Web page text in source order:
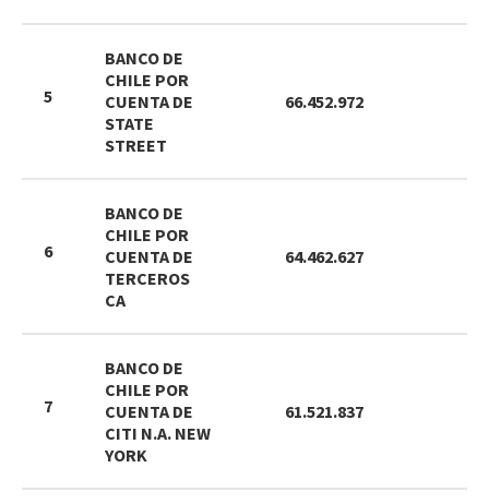
5
BANCO DE
CHILE POR
CUENTA DE
STATE
STREET
66.452.972
6
BANCO DE
CHILE POR
CUENTA DE
TERCEROS
CA
64.462.627
7
BANCO DE
CHILE POR
CUENTA DE
CITI N.A. NEW
YORK
61.521.837